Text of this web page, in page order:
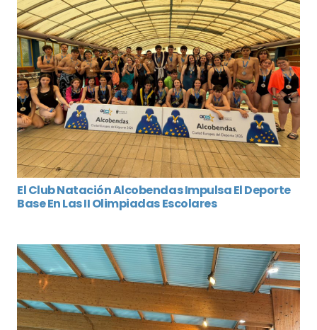
El Club Natación Alcobendas Impulsa El Deporte
Base En Las II Olimpiadas Escolares